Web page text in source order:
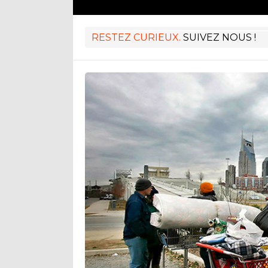
RESTEZ CURIEUX. SUIVEZ NOUS !